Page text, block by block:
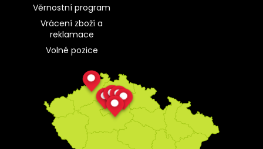
Věrnostní program
Vrácení zboží a
reklamace
Volné pozice